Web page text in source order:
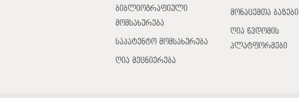
ბიბლიოგრაფიული
მომსახურება
საპატენტო მომსახურება
ღია მეცნიერება
მონაცემთა ბაზები
ღია წვდომის
პლატფორმები